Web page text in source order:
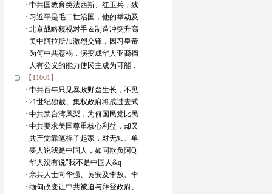
· 中共国教育类法西斯、红卫兵，残
· 习近平是毛二世治国，他的举动及
· 北京战略藐视对手＆制造冲突升高
· 美中阿拉斯加激烈交锋，因习皇帝
· 为何中共惹祸，演变成华人亚裔挡
· 人有公义的能力使民主成为可能，
【11001】
· 中共百年只见暴政野蛮生长，不见
· 21世纪独裁、集权政府将成过去式
· 中共禁台湾凤梨，为何国民党比民
· 中共要求美国尊重核心利益，却又
· 共产党靠笔桿子起家，对无知、单
· 要人说我是中国人，如同欺负阿Q
· 华人没有说"我不是中国人&q
· 亲共人士向华强、黄安及李敖、李
· 缅甸政变让中共被迫与拜登政府、